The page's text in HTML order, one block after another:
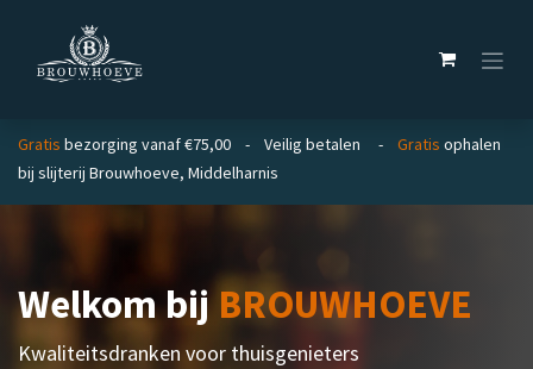
Gratis bezorging vanaf €75,00 - Veilig betalen - Gratis ophalen
bij slijterij Brouwhoeve, Middelharnis
Welkom bijBROUWHOEVE
Kwaliteitsdranken voor thuisgenieters